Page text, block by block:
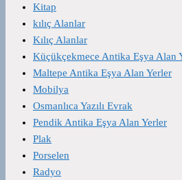
Kitap
kılıç Alanlar
Kılıç Alanlar
Küçükçekmece Antika Eşya Alan
Maltepe Antika Eşya Alan Yerler
Mobilya
Osmanlıca Yazılı Evrak
Pendik Antika Eşya Alan Yerler
Plak
Porselen
Radyo